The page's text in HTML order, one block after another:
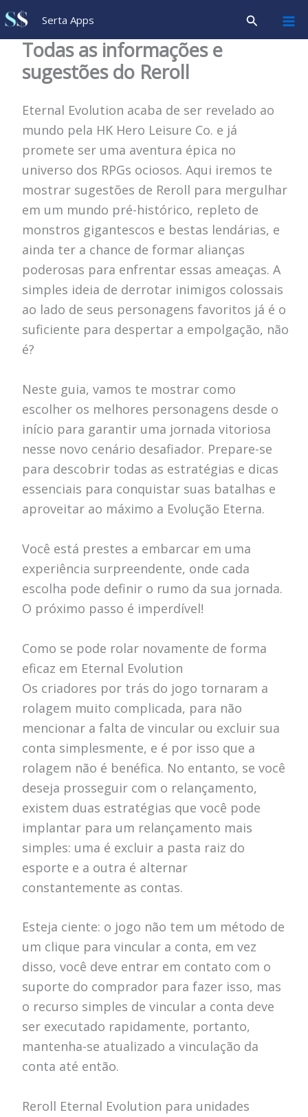
Ir
para
conteúdo
Serta Apps Pesquisar
Todas as informações e
sugestões do Reroll
Eternal Evolution acaba de ser revelado ao
mundo pela HK Hero Leisure Co. e já
promete ser uma aventura épica no
universo dos RPGs ociosos. Aqui iremos te
mostrar sugestões de Reroll para mergulhar
em um mundo pré-histórico, repleto de
monstros gigantescos e bestas lendárias, e
ainda ter a chance de formar alianças
poderosas para enfrentar essas ameaças. A
simples ideia de derrotar inimigos colossais
ao lado de seus personagens favoritos já é o
suficiente para despertar a empolgação, não
é?
Neste guia, vamos te mostrar como
escolher os melhores personagens desde o
início para garantir uma jornada vitoriosa
nesse novo cenário desafiador. Prepare-se
para descobrir todas as estratégias e dicas
essenciais para conquistar suas batalhas e
aproveitar ao máximo a Evolução Eterna.
Você está prestes a embarcar em uma
experiência surpreendente, onde cada
escolha pode definir o rumo da sua jornada.
O próximo passo é imperdível!
Como se pode rolar novamente de forma
eficaz em Eternal Evolution
Os criadores por trás do jogo tornaram a
rolagem muito complicada, para não
mencionar a falta de vincular ou excluir sua
conta simplesmente, e é por isso que a
rolagem não é benéfica. No entanto, se você
deseja prosseguir com o relançamento,
existem duas estratégias que você pode
implantar para um relançamento mais
simples: uma é excluir a pasta raiz do
esporte e a outra é alternar
constantemente as contas.
Esteja ciente: o jogo não tem um método de
um clique para vincular a conta, em vez
disso, você deve entrar em contato com o
suporte do comprador para fazer isso, mas
o recurso simples de vincular a conta deve
ser executado rapidamente, portanto,
mantenha-se atualizado a vinculação da
conta até então.
Reroll Eternal Evolution para unidades